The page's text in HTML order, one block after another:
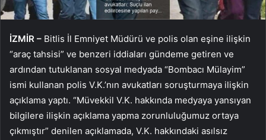
İZMİR – Bitlis İl Emniyet Müdürü ve polis olan eşine ilişkin
“araç tahsisi” ve benzeri iddiaları gündeme getiren ve
ardından tutuklanan sosyal medyada “Bombacı Mülayim”
ismi kullanan polis V.K.’nın avukatları soruşturmaya ilişkin
açıklama yaptı. “Müvekkil V.K. hakkında medyaya yansıyan
bilgilere ilişkin açıklama yapma zorunluluğumuz ortaya
çıkmıştır” denilen açıklamada, V.K. hakkındaki asılsız